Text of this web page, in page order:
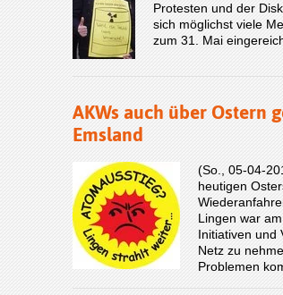
Protesten und der
sich möglichst viele
zum 31. Mai
AKWs auch über Ostern
Emsland
(So., 05-04-
heutigen
Lingen war
Initiativen und
Netz zu
Problemen